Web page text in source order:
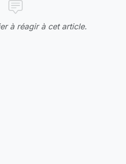
à réagir à cet article.